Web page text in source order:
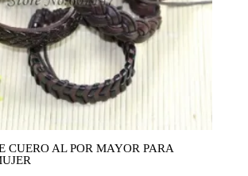
CUERO AL POR MAYOR PARA